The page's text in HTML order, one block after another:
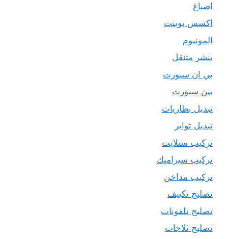
اصباغ
اكسس بوينت
المونيوم
بنشر متنقل
بي ان سبورت
بين سبورت
تبديل بطاريات
تبديل تواير
تركيب ستلايت
تركيب سيراميك
تركيب مداخن
تصليح تكييف
تصليح تلفونات
تصليح ثلاجات